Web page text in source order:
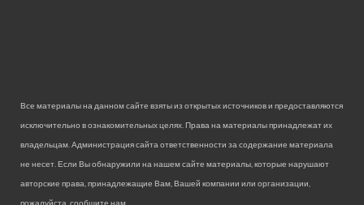
Все материалы на данном сайте взяты из открытых источников и предоставляются
исключительно в ознакомительных целях. Права на материалы принадлежат их
владельцам. Администрация сайта ответственности за содержание материала
не несет. Если Вы обнаружили на нашем сайте материалы, которые нарушают
авторские права, принадлежащие Вам, Вашей компании или организации,
пожалуйста, сообщите нам.